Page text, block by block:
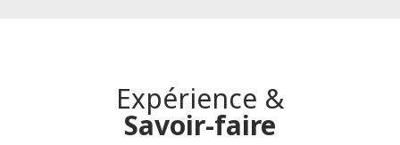
Expérience &
Savoir-faire